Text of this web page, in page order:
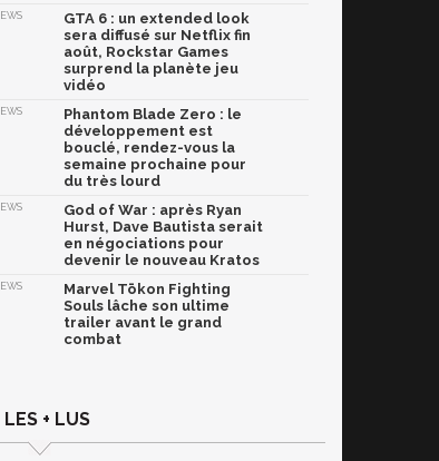
GTA 6 : un extended look
sera diffusé sur Netflix fin
août, Rockstar Games
surprend la planète jeu
vidéo
Phantom Blade Zero : le
développement est
bouclé, rendez-vous la
semaine prochaine pour
du très lourd
God of War : après Ryan
Hurst, Dave Bautista serait
en négociations pour
devenir le nouveau Kratos
Marvel Tōkon Fighting
Souls lâche son ultime
trailer avant le grand
combat
LES + LUS